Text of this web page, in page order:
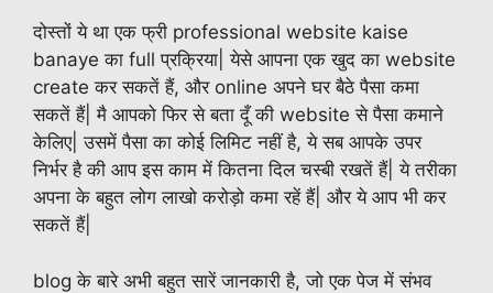
दोस्तों ये था एक फ्री professional website kaise
banaye का full प्रक्रिया| येसे आपना एक खुद का website
create कर सकतें हैं, और online अपने घर बैठे पैसा कमा
सकतें हैं| मै आपको फिर से बता दूँ की website से पैसा कमाने
केलिए| उसमें पैसा का कोई लिमिट नहीं है, ये सब आपके उपर
निर्भर है की आप इस काम में कितना दिल चस्बी रखतें हैं| ये तरीका
अपना के बहुत लोग लाखो करोड़ो कमा रहें हैं| और ये आप भी कर
सकतें हैं|
blog के बारे अभी बहुत सारें जानकारी है, जो एक पेज में संभव